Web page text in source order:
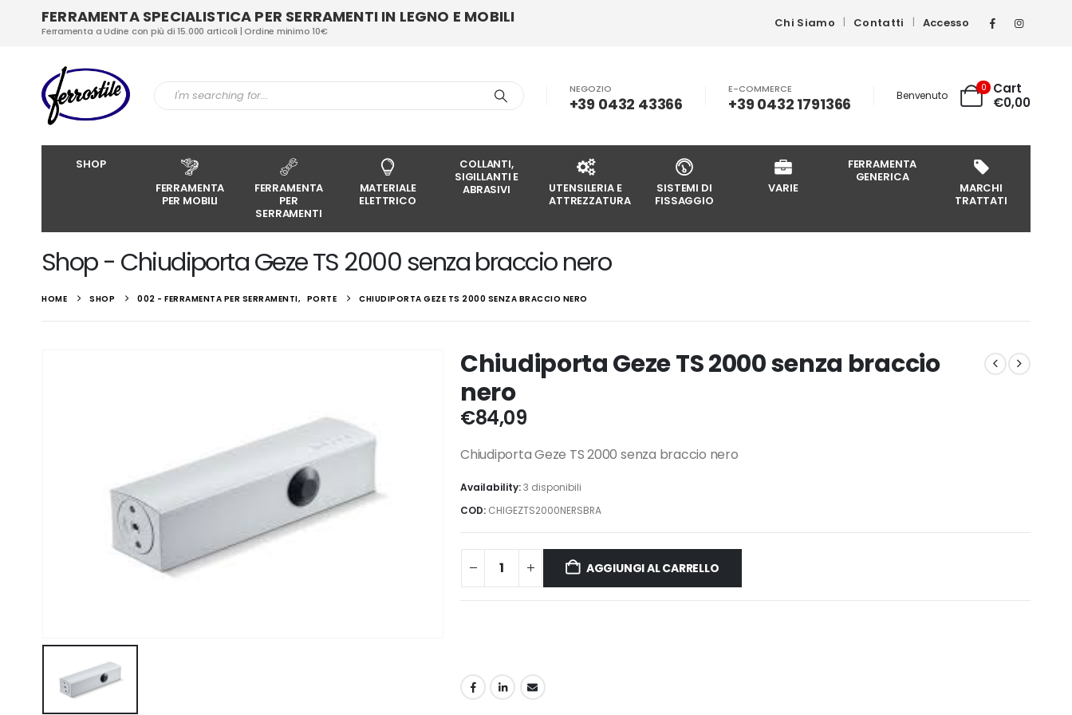
FERRAMENTA SPECIALISTICA PER SERRAMENTI IN LEGNO E MOBILI
Ferramenta a Udine con più di 15.000 articoli | Ordine minimo 10€
Chi Siamo Contatti Accesso
NEGOZIO
+39 0432 43366
E-COMMERCE
+39 0432 1791366 Benvenuto
0
Cart
€0,00
SHOP
FERRAMENTA
PER MOBILI
FERRAMENTA
PER
SERRAMENTI
MATERIALE
ELETTRICO
COLLANTI,
SIGILLANTI E
ABRASIVI
UTENSILERIA E
ATTREZZATURA
SISTEMI DI
FISSAGGIO
VARIE
FERRAMENTA
GENERICA
MARCHI
TRATTATI
Shop - Chiudiporta Geze TS 2000 senza braccio nero
HOME SHOP 002 - FERRAMENTA PER SERRAMENTI, PORTE CHIUDIPORTA GEZE TS 2000 SENZA BRACCIO NERO
Chiudiporta Geze TS 2000 senza braccio
nero
€84,09
Chiudiporta Geze TS 2000 senza braccio nero
Availability:3 disponibili
COD: CHIGEZTS2000NERSBRA
AGGIUNGI AL CARRELLO